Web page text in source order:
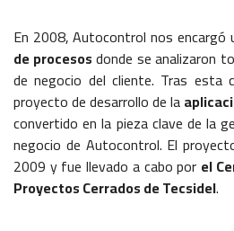
En 2008, Autocontrol nos encargó
de procesosdonde se analizaron
de negocio del cliente. Tras esta
proyecto de desarrollo de la
convertido en la pieza clave de la
negocio de Autocontrol. El
2009 y fue llevado a cabo por el
Proyectos Cerrados de Tecsidel.